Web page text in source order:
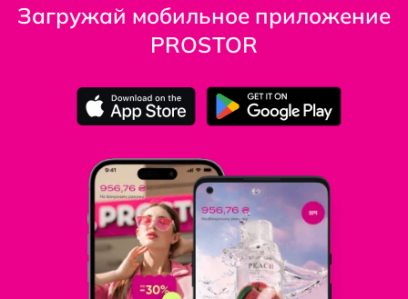
Загружай мобильное приложение
PROSTOR